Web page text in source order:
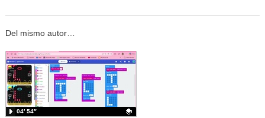
Del mismo autor…
04′ 54″